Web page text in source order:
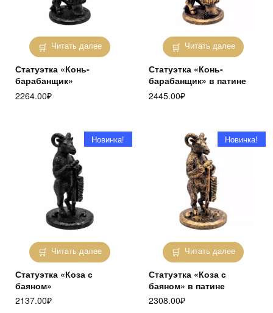
Читать далее
Статуэтка «Конь-
барабанщик»
2264.00₽
Читать далее
Статуэтка «Конь-
барабанщик» в патине
2445.00₽
Читать далее
Новинка!
Статуэтка «Коза с
баяном»
2137.00₽
Читать далее
Новинка!
Статуэтка «Коза с
баяном» в патине
2308.00₽